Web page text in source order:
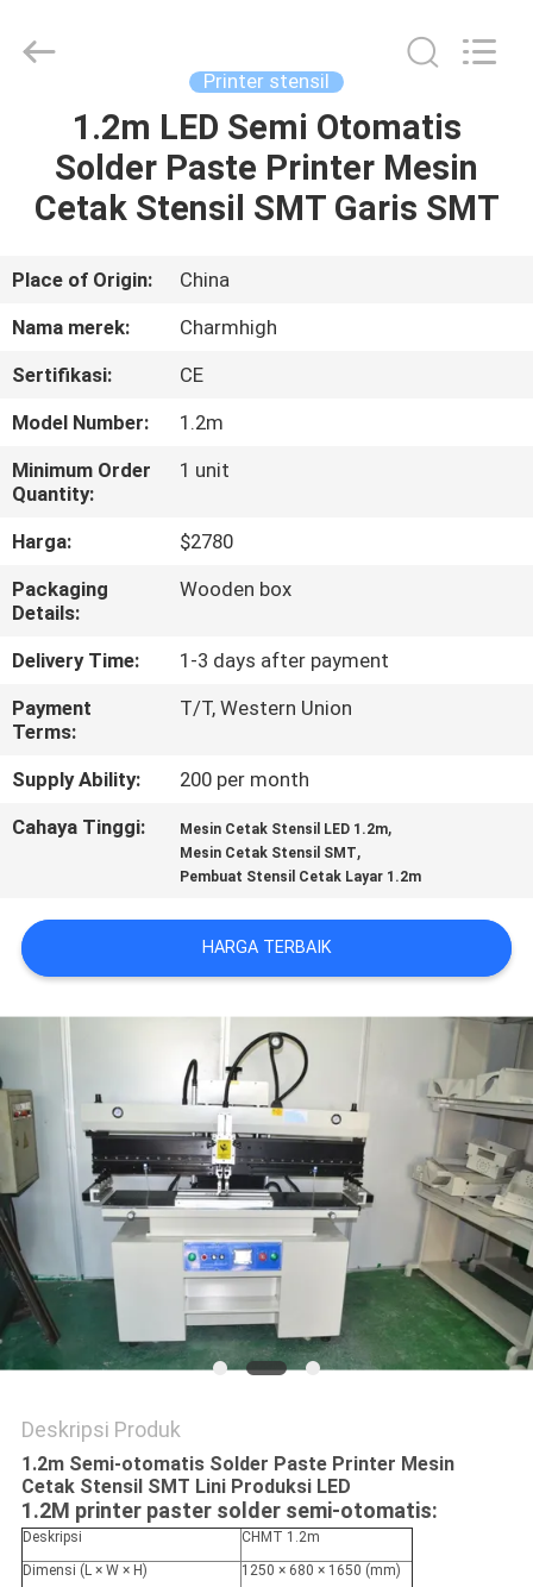
RUMAH
PRODUK
VIDEO
KAMI
TUR
PABRIK
KONTROL
KUALITAS
HUBUNGI
KAMI
BERITA
ON
LINE
PETA
SITUS
KEBIJAKAN
PRIVASI
TECHNOLOGY
LIMITED.
Printer stensil
1.2m LED Semi Otomatis
Solder Paste Printer Mesin
Cetak Stensil SMT Garis SMT
Place of Origin:
China
Nama merek:
Charmhigh
Sertifikasi:
CE
Model Number:
1.2m
Minimum Order
Quantity:
1 unit
Harga:
$2780
Packaging
Details:
Wooden box
Delivery Time:
1-3 days after payment
Payment
Terms:
T/T, Western Union
Supply Ability:
200 per month
Cahaya Tinggi:
Mesin Cetak Stensil LED 1.2m,
Mesin Cetak Stensil SMT,
Pembuat Stensil Cetak Layar 1.2m
HARGA TERBAIK
Deskripsi Produk
1.2m Semi-otomatis Solder Paste Printer Mesin
Cetak Stensil SMT Lini Produksi LED
1.2M printer paster solder semi-otomatis:
Deskripsi
CHMT 1.2m
Dimensi (L × W × H)
1250 × 680 × 1650 (mm)